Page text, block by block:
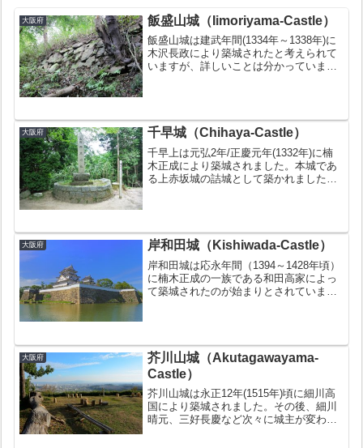
大阪府 飯盛山城（Iimoriyama-Castle）
飯盛山城は建武年間(1334年～1338年)に
木沢長政により築城されたと考えられて
いますが、詳しいことは分かっていませ
名城の１...
大阪府 千早城（Chihaya-Castle）
千早上は元弘2年/正慶元年(1332年)に楠
木正成により築城されました。本城であ
る上赤坂城の詰城として築かれました。
城しなかった堅固...
大阪府 岸和田城（Kishiwada-Castle）
岸和田城は応永年間（1394～1428年頃）
に楠木正成の一族である和田高家によっ
て築城されたのが始まりとされていま
後、文政10...
大阪府
芥川山城（Akutagawayama-
Castle）
芥川山城は永正12年(1515年)頃に細川高
国により築城されました。その後、細川
晴元、三好長慶など次々に城主が変わっ